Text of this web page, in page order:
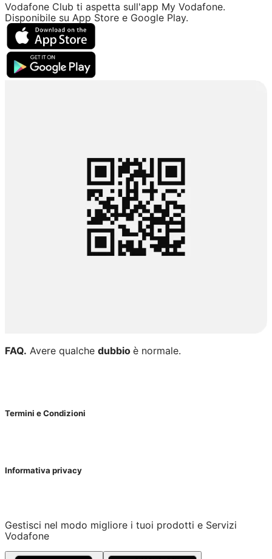
Vodafone Club ti aspetta sull'app My Vodafone.
Disponibile su App Store e Google Play.
FAQ. Avere qualche dubbio è normale.
Termini e Condizioni
Informativa privacy
Gestisci nel modo migliore i tuoi prodotti e Servizi
Vodafone